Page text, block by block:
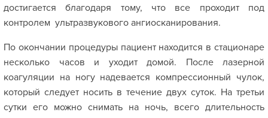
достигается благодаря тому, что все проходит под
контролем ультразвукового ангиосканирования.
По окончании процедуры пациент находится в стационаре
несколько часов и уходит домой. После лазерной
коагуляции на ногу надевается компрессионный чулок,
который следует носить в течение двух суток. На третьи
сутки его можно снимать на ночь, всего длительность